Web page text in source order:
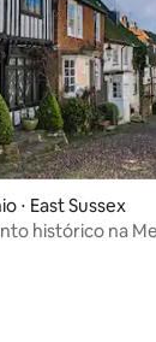
de 5, 230
⋅ East Sussex
histórico na